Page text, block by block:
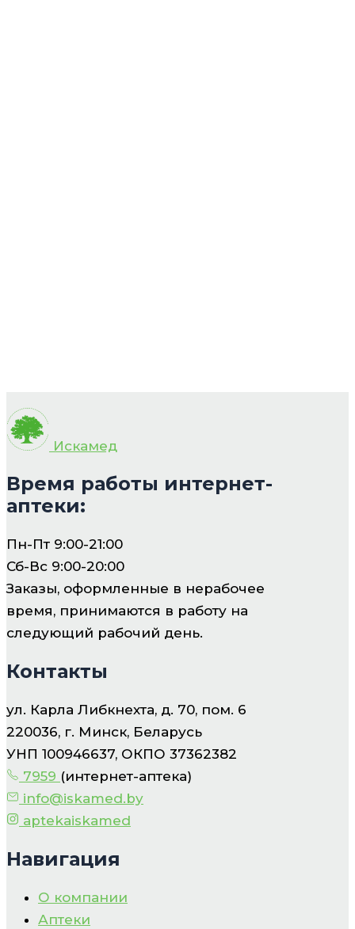
Искамед
Время работы интернет-
аптеки:
Пн-Пт 9:00-21:00
Сб-Вс 9:00-20:00
Заказы, оформленные в нерабочее
время, принимаются в работу на
следующий рабочий день.
Контакты
ул. Карла Либкнехта, д. 70, пом. 6
220036, г. Минск, Беларусь
УНП 100946637, ОКПО 37362382
7959 (интернет-аптека)
info@iskamed.by
aptekaiskamed
Навигация
О компании
Аптеки